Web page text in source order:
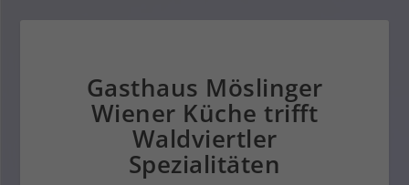
Gasthaus Möslinger
Wiener Küche trifft
Waldviertler
Spezialitäten